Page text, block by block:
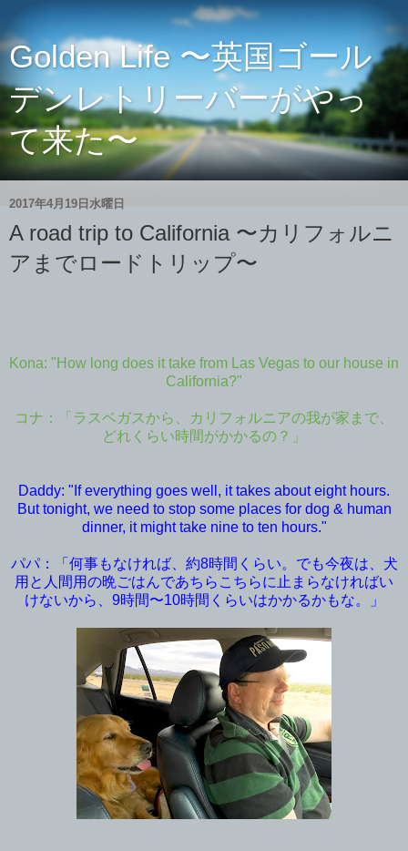
Golden Life 〜英国ゴール
デンレトリーバーがやっ
て来た〜
2017年4月19日水曜日
A road trip to California 〜カリフォルニ
アまでロードトリップ〜
Kona: "How long does it take from Las Vegas to our house in
California?"
コナ：「ラスベガスから、カリフォルニアの我が家まで、
どれくらい時間がかかるの？」
Daddy: "If everything goes well, it takes about eight hours.
But tonight, we need to stop some places for dog & human
dinner, it might take nine to ten hours."
パパ：「何事もなければ、約8時間くらい。でも今夜は、犬
用と人間用の晩ごはんであちらこちらに止まらなければい
けないから、9時間〜10時間くらいはかかるかもな。」